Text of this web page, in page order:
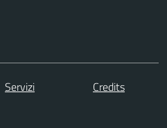
Servizi
Credits